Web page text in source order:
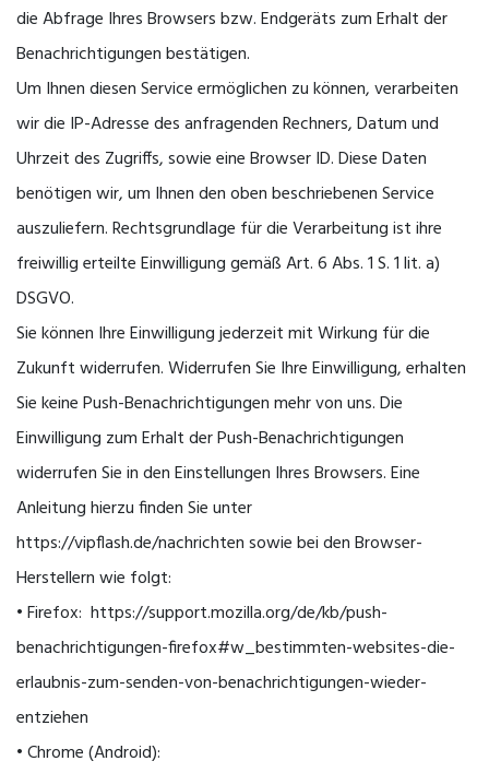
die Abfrage Ihres Browsers bzw. Endgeräts zum Erhalt der
Benachrichtigungen bestätigen.
Um Ihnen diesen Service ermöglichen zu können, verarbeiten
wir die IP-Adresse des anfragenden Rechners, Datum und
Uhrzeit des Zugriffs, sowie eine Browser ID. Diese Daten
benötigen wir, um Ihnen den oben beschriebenen Service
auszuliefern. Rechtsgrundlage für die Verarbeitung ist ihre
freiwillig erteilte Einwilligung gemäß Art. 6 Abs. 1 S. 1 lit. a)
DSGVO.
Sie können Ihre Einwilligung jederzeit mit Wirkung für die
Zukunft widerrufen. Widerrufen Sie Ihre Einwilligung, erhalten
Sie keine Push-Benachrichtigungen mehr von uns. Die
Einwilligung zum Erhalt der Push-Benachrichtigungen
widerrufen Sie in den Einstellungen Ihres Browsers. Eine
Anleitung hierzu finden Sie unter
https://vipflash.de/nachrichten sowie bei den Browser-
Herstellern wie folgt:
• Firefox: https://support.mozilla.org/de/kb/push-
benachrichtigungen-firefox#w_bestimmten-websites-die-
erlaubnis-zum-senden-von-benachrichtigungen-wieder-
entziehen
• Chrome (Android):